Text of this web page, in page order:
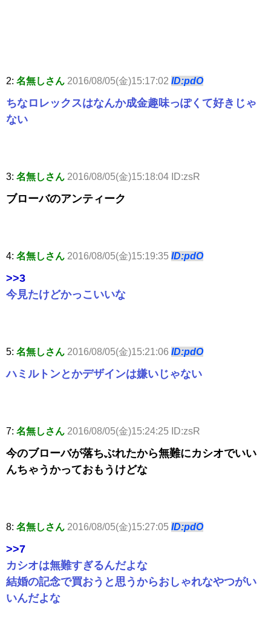
2: 名無しさん 2016/08/05(金)15:17:02 ID:pdO
ちなロレックスはなんか成金趣味っぽくて好きじゃ
ない
3: 名無しさん 2016/08/05(金)15:18:04 ID:zsR
ブローバのアンティーク
4: 名無しさん 2016/08/05(金)15:19:35 ID:pdO
>>3
今見たけどかっこいいな
5: 名無しさん 2016/08/05(金)15:21:06 ID:pdO
ハミルトンとかデザインは嫌いじゃない
7: 名無しさん 2016/08/05(金)15:24:25 ID:zsR
今のブローバが落ちぶれたから無難にカシオでいい
んちゃうかっておもうけどな
8: 名無しさん 2016/08/05(金)15:27:05 ID:pdO
>>7
カシオは無難すぎるんだよな
結婚の記念で買おうと思うからおしゃれなやつがい
いんだよな